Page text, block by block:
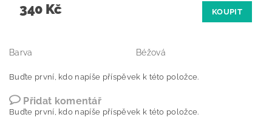
340 Kč KOUPIT
Barva Béžová
Buďte první, kdo napíše příspěvek k této položce.
Přidat komentář
Buďte první, kdo napíše příspěvek k této položce.